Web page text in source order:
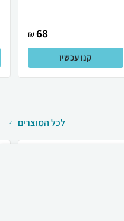
68
₪
קנו עכשיו
לכל המוצרים